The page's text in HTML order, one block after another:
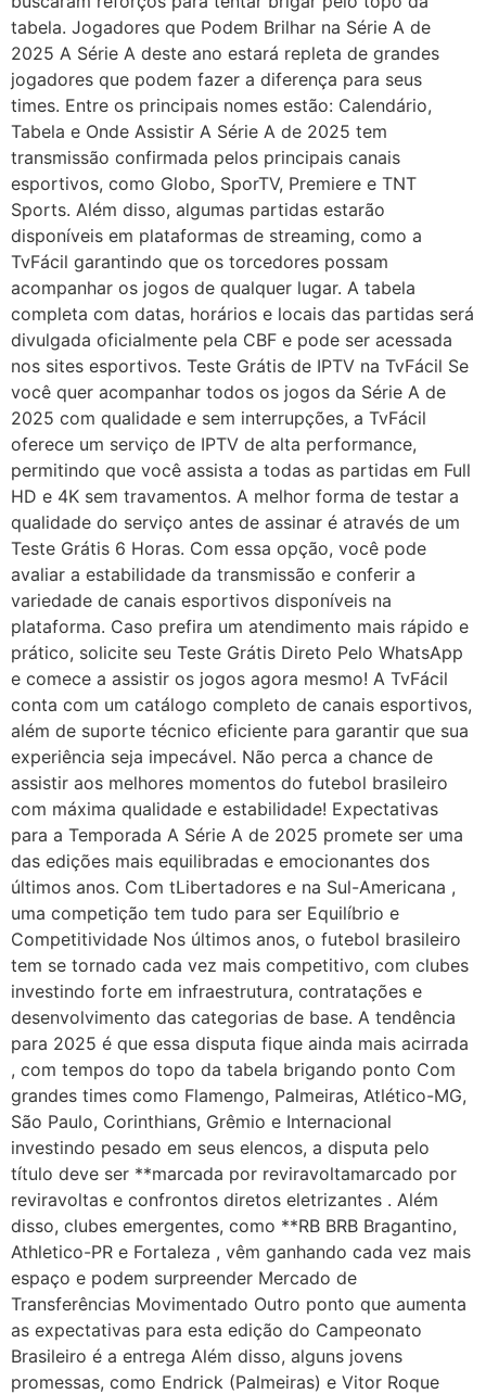
tabela. Jogadores que Podem Brilhar na Série A de
2025 A Série A deste ano estará repleta de grandes
jogadores que podem fazer a diferença para seus
times. Entre os principais nomes estão: Calendário,
Tabela e Onde Assistir A Série A de 2025 tem
transmissão confirmada pelos principais canais
esportivos, como Globo, SporTV, Premiere e TNT
Sports. Além disso, algumas partidas estarão
disponíveis em plataformas de streaming, como a
TvFácil garantindo que os torcedores possam
acompanhar os jogos de qualquer lugar. A tabela
completa com datas, horários e locais das partidas será
divulgada oficialmente pela CBF e pode ser acessada
nos sites esportivos. Teste Grátis de IPTV na TvFácil Se
você quer acompanhar todos os jogos da Série A de
2025 com qualidade e sem interrupções, a TvFácil
oferece um serviço de IPTV de alta performance,
permitindo que você assista a todas as partidas em Full
HD e 4K sem travamentos. A melhor forma de testar a
qualidade do serviço antes de assinar é através de um
Teste Grátis 6 Horas. Com essa opção, você pode
avaliar a estabilidade da transmissão e conferir a
variedade de canais esportivos disponíveis na
plataforma. Caso prefira um atendimento mais rápido e
prático, solicite seu Teste Grátis Direto Pelo WhatsApp
e comece a assistir os jogos agora mesmo! A TvFácil
conta com um catálogo completo de canais esportivos,
além de suporte técnico eficiente para garantir que sua
experiência seja impecável. Não perca a chance de
assistir aos melhores momentos do futebol brasileiro
com máxima qualidade e estabilidade! Expectativas
para a Temporada A Série A de 2025 promete ser uma
das edições mais equilibradas e emocionantes dos
últimos anos. Com tLibertadores e na Sul-Americana ,
uma competição tem tudo para ser Equilíbrio e
Competitividade Nos últimos anos, o futebol brasileiro
tem se tornado cada vez mais competitivo, com clubes
investindo forte em infraestrutura, contratações e
desenvolvimento das categorias de base. A tendência
para 2025 é que essa disputa fique ainda mais acirrada
, com tempos do topo da tabela brigando ponto Com
grandes times como Flamengo, Palmeiras, Atlético-MG,
São Paulo, Corinthians, Grêmio e Internacional
investindo pesado em seus elencos, a disputa pelo
título deve ser **marcada por reviravoltamarcado por
reviravoltas e confrontos diretos eletrizantes . Além
disso, clubes emergentes, como **RB BRB Bragantino,
Athletico-PR e Fortaleza , vêm ganhando cada vez mais
espaço e podem surpreender Mercado de
Transferências Movimentado Outro ponto que aumenta
as expectativas para esta edição do Campeonato
Brasileiro é a entrega Além disso, alguns jovens
promessas, como Endrick (Palmeiras) e Vitor Roque